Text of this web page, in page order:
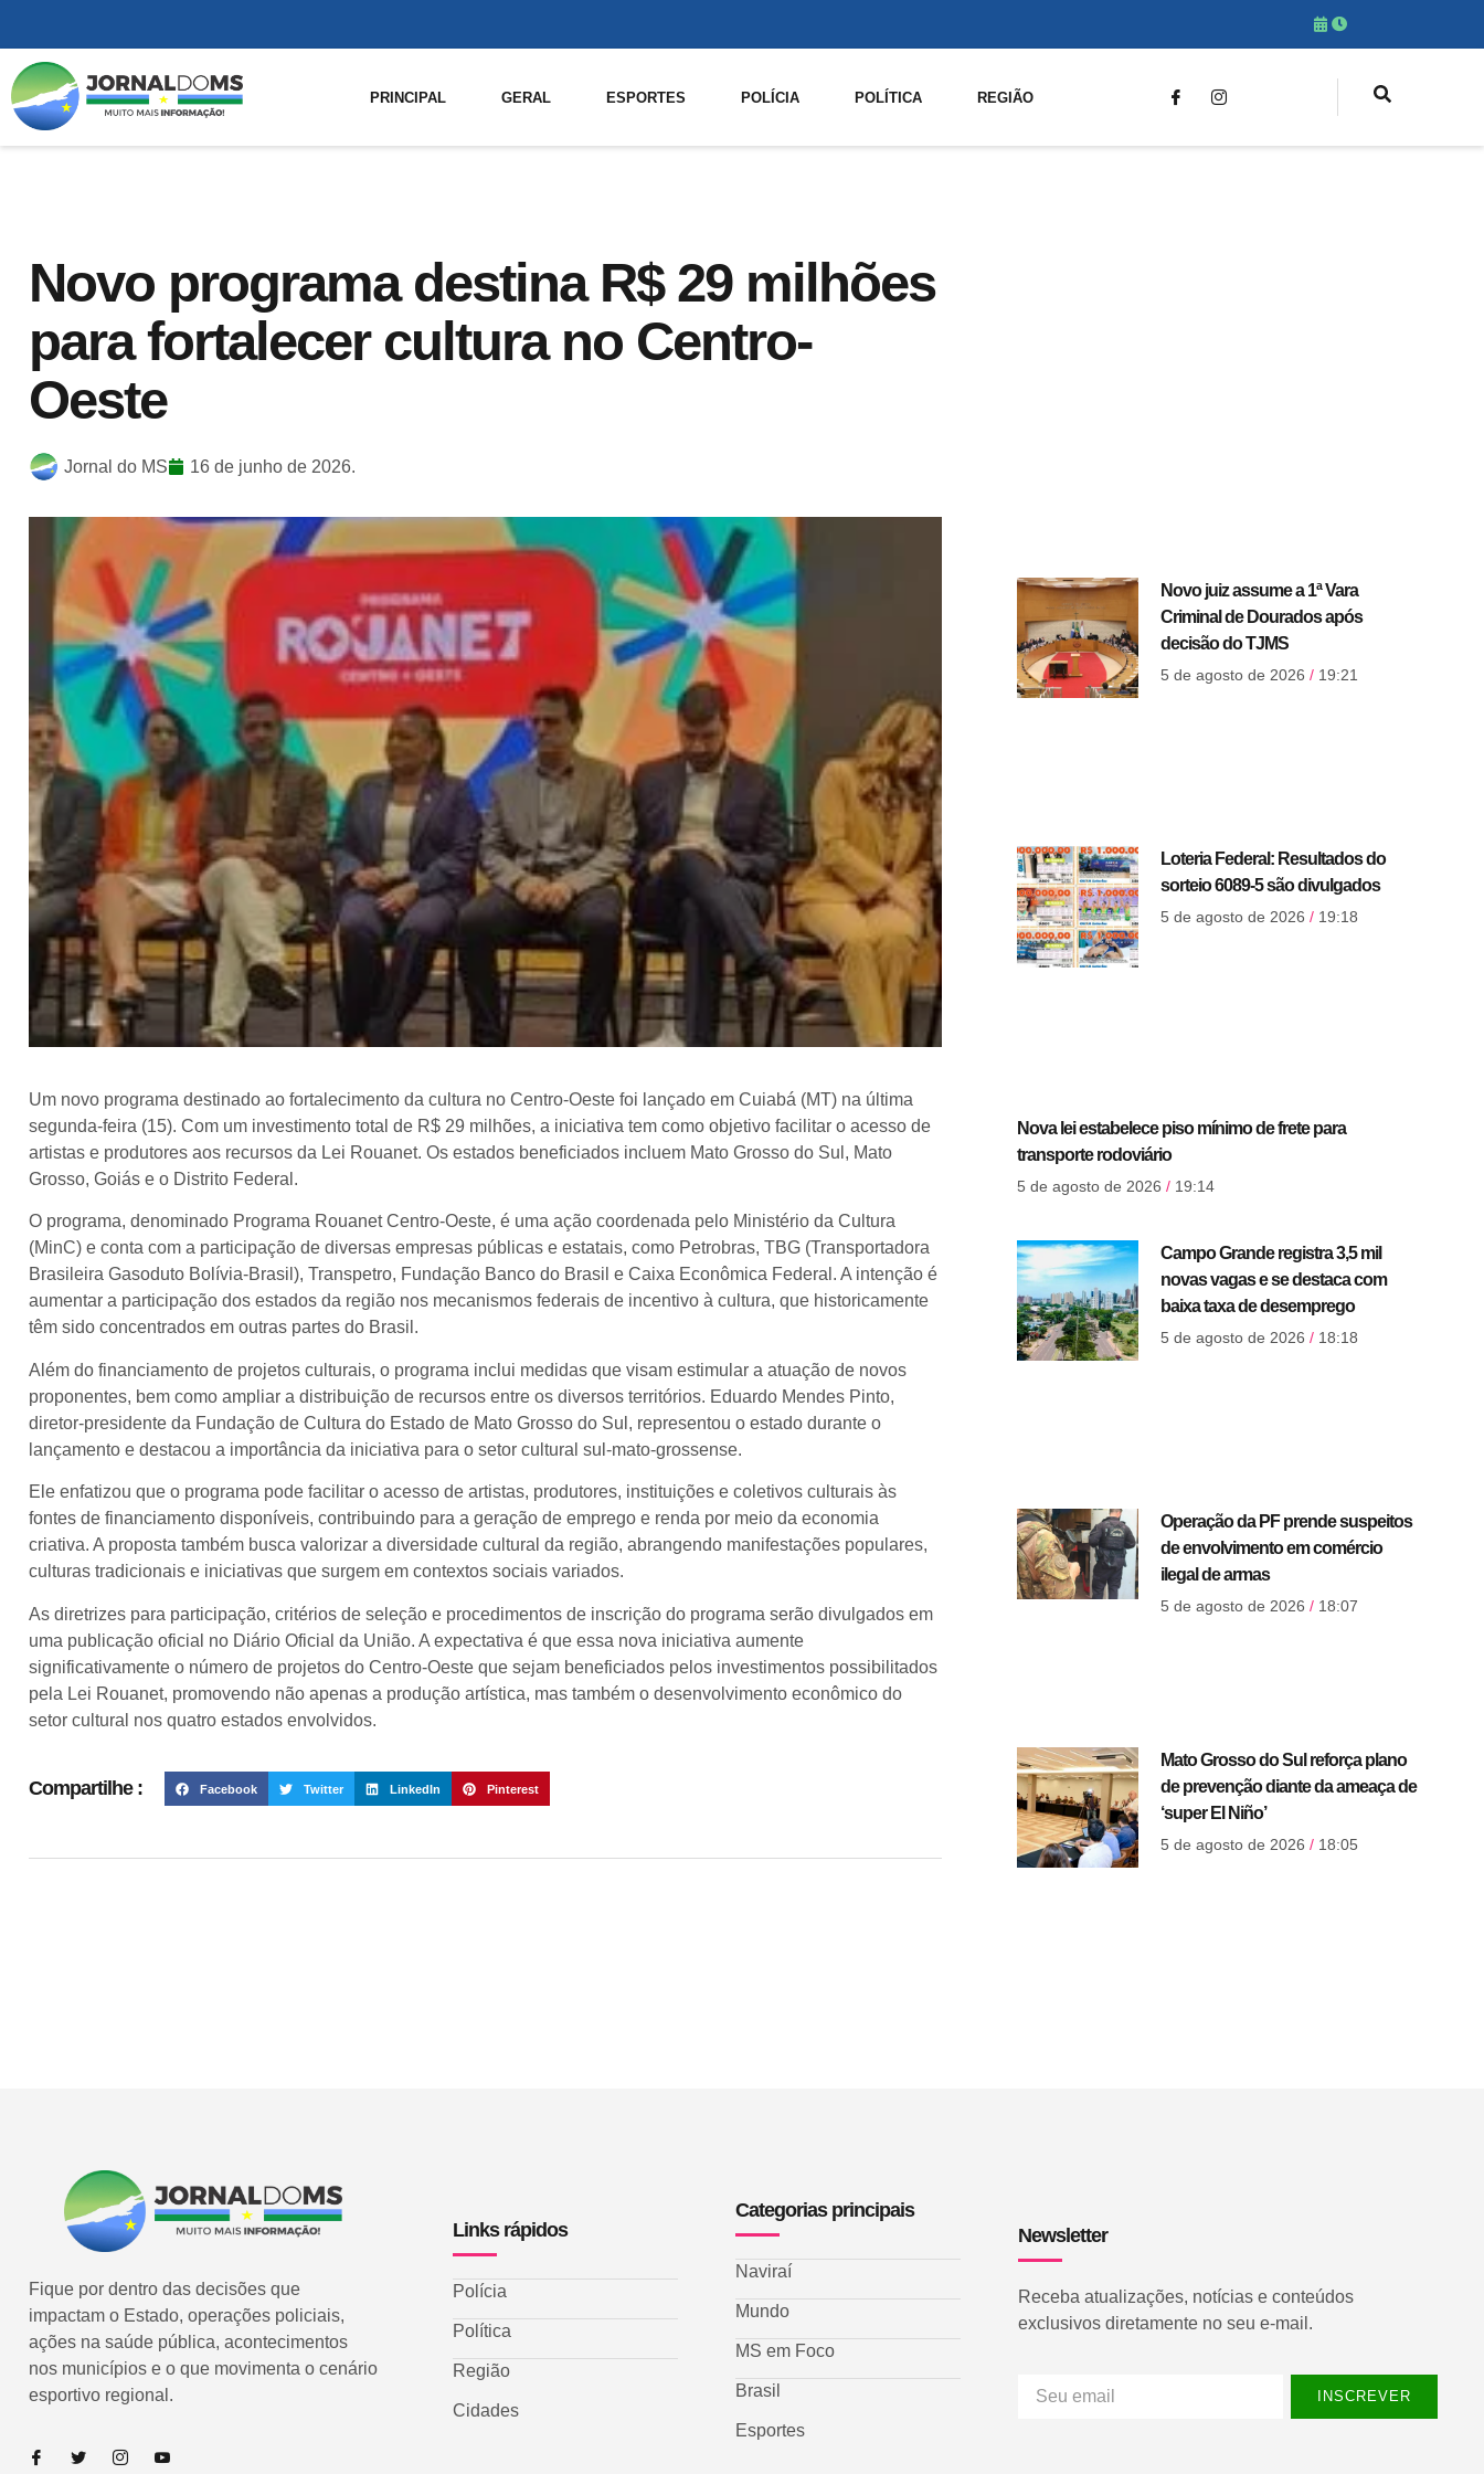
PRINCIPAL GERAL ESPORTES POLÍCIA POLÍTICA REGIÃO
Novo programa destina R$ 29 milhões
para fortalecer cultura no Centro-
Oeste
Jornal do MS 16 de junho de 2026.
Um novo programa destinado ao fortalecimento da cultura no Centro-Oeste foi lançado em Cuiabá (MT) na última
segunda-feira (15). Com um investimento total de R$ 29 milhões, a iniciativa tem como objetivo facilitar o acesso de
artistas e produtores aos recursos da Lei Rouanet. Os estados beneficiados incluem Mato Grosso do Sul, Mato
Grosso, Goiás e o Distrito Federal.
O programa, denominado Programa Rouanet Centro-Oeste, é uma ação coordenada pelo Ministério da Cultura
(MinC) e conta com a participação de diversas empresas públicas e estatais, como Petrobras, TBG (Transportadora
Brasileira Gasoduto Bolívia-Brasil), Transpetro, Fundação Banco do Brasil e Caixa Econômica Federal. A intenção é
aumentar a participação dos estados da região nos mecanismos federais de incentivo à cultura, que historicamente
têm sido concentrados em outras partes do Brasil.
Além do financiamento de projetos culturais, o programa inclui medidas que visam estimular a atuação de novos
proponentes, bem como ampliar a distribuição de recursos entre os diversos territórios. Eduardo Mendes Pinto,
diretor-presidente da Fundação de Cultura do Estado de Mato Grosso do Sul, representou o estado durante o
lançamento e destacou a importância da iniciativa para o setor cultural sul-mato-grossense.
Ele enfatizou que o programa pode facilitar o acesso de artistas, produtores, instituições e coletivos culturais às
fontes de financiamento disponíveis, contribuindo para a geração de emprego e renda por meio da economia
criativa. A proposta também busca valorizar a diversidade cultural da região, abrangendo manifestações populares,
culturas tradicionais e iniciativas que surgem em contextos sociais variados.
As diretrizes para participação, critérios de seleção e procedimentos de inscrição do programa serão divulgados em
uma publicação oficial no Diário Oficial da União. A expectativa é que essa nova iniciativa aumente
significativamente o número de projetos do Centro-Oeste que sejam beneficiados pelos investimentos possibilitados
pela Lei Rouanet, promovendo não apenas a produção artística, mas também o desenvolvimento econômico do
setor cultural nos quatro estados envolvidos.
Compartilhe : Facebook Twitter LinkedIn Pinterest
Novo juiz assume a 1ª Vara
Criminal de Dourados após
decisão do TJMS
5 de agosto de 2026 19:21
Loteria Federal: Resultados do
sorteio 6089-5 são divulgados
5 de agosto de 2026 19:18
Nova lei estabelece piso mínimo de frete para
transporte rodoviário
5 de agosto de 2026 19:14
Campo Grande registra 3,5 mil
novas vagas e se destaca com
baixa taxa de desemprego
5 de agosto de 2026 18:18
Operação da PF prende suspeitos
de envolvimento em comércio
ilegal de armas
5 de agosto de 2026 18:07
Mato Grosso do Sul reforça plano
de prevenção diante da ameaça de
‘super El Niño’
5 de agosto de 2026 18:05
Fique por dentro das decisões que
impactam o Estado, operações policiais,
ações na saúde pública, acontecimentos
nos municípios e o que movimenta o cenário
esportivo regional.
Links rápidos
Polícia
Política
Região
Cidades
Categorias principais
Naviraí
Mundo
MS em Foco
Brasil
Esportes
Newsletter
Receba atualizações, notícias e conteúdos
exclusivos diretamente no seu e-mail.
INSCREVER